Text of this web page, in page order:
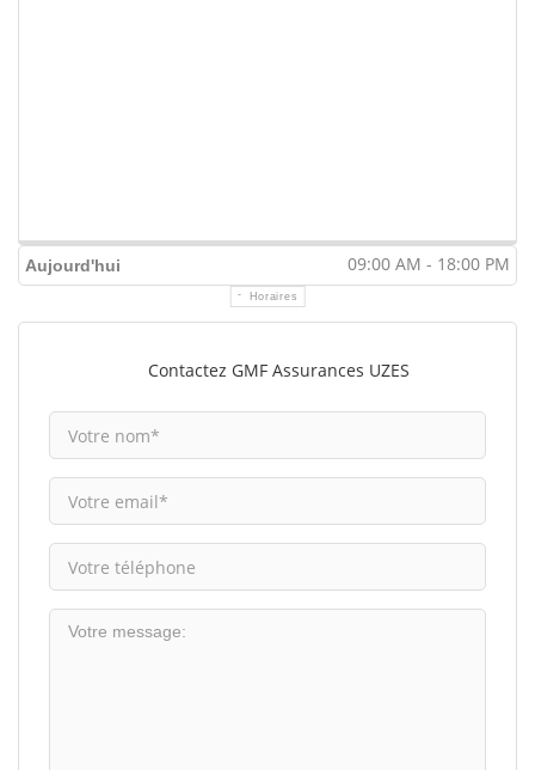
Aujourd'hui 09:00 AM - 18:00 PM
Horaires
Contactez GMF Assurances UZES